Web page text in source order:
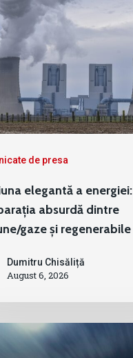
de presa
elegantă a energiei:
absurdă dintre
gaze și regenerabile
Dumitru Chisăliță
August 6, 2026